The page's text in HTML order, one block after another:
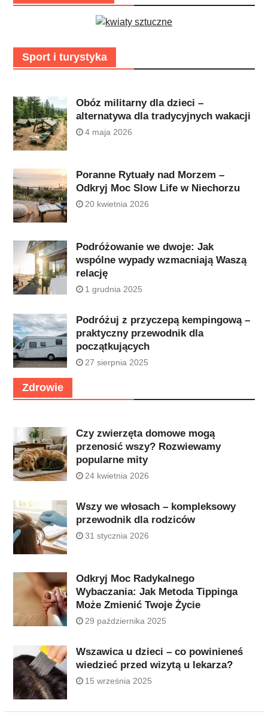
Sport i turystyka
Obóz militarny dla dzieci –
alternatywa dla tradycyjnych wakacji
4 maja 2026
Poranne Rytuały nad Morzem –
Odkryj Moc Slow Life w Niechorzu
20 kwietnia 2026
Podróżowanie we dwoje: Jak
wspólne wypady wzmacniają Waszą
relację
1 grudnia 2025
Podróżuj z przyczepą kempingową –
praktyczny przewodnik dla
początkujących
27 sierpnia 2025
Zdrowie
Czy zwierzęta domowe mogą
przenosić wszy? Rozwiewamy
popularne mity
24 kwietnia 2026
Wszy we włosach – kompleksowy
przewodnik dla rodziców
31 stycznia 2026
Odkryj Moc Radykalnego
Wybaczania: Jak Metoda Tippinga
Może Zmienić Twoje Życie
29 października 2025
Wszawica u dzieci – co powinieneś
wiedzieć przed wizytą u lekarza?
15 września 2025